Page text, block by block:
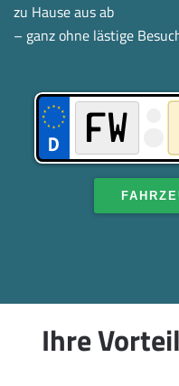
zu Hause aus ab
– ganz ohne lästige
Ihre